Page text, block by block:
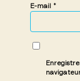
E-mail *